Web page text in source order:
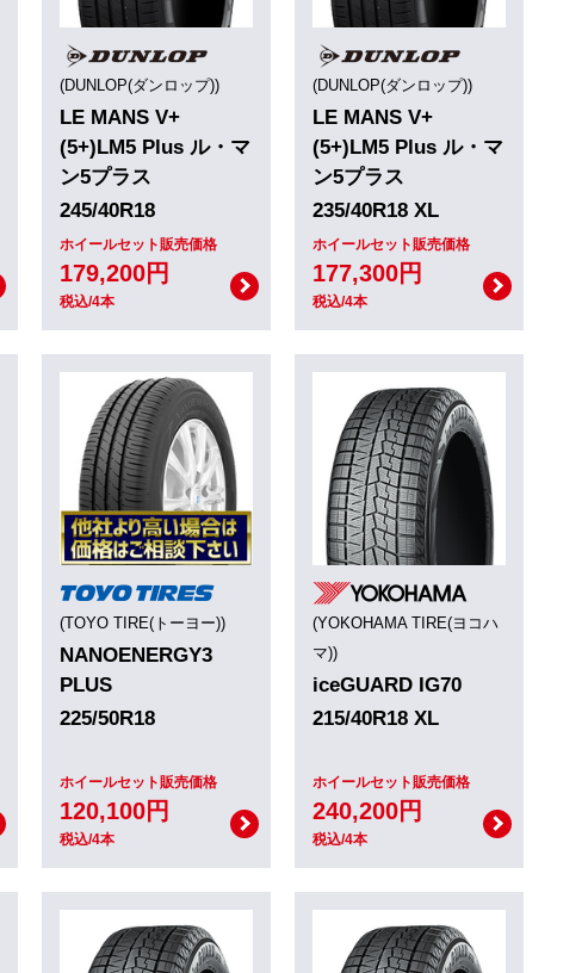
(DUNLOP(ダンロップ))
LE MANS V+
(5+)LM5 Plus ル・マ
ン5プラス
245/40R18
ホイールセット販売価格
179,200円
税込/4本
(DUNLOP(ダンロップ))
LE MANS V+
(5+)LM5 Plus ル・マ
ン5プラス
235/40R18 XL
ホイールセット販売価格
177,300円
税込/4本
(TOYO TIRE(トーヨー))
NANOENERGY3
PLUS
225/50R18
ホイールセット販売価格
120,100円
税込/4本
(YOKOHAMA TIRE(ヨコハ
マ))
iceGUARD IG70
215/40R18 XL
ホイールセット販売価格
240,200円
税込/4本